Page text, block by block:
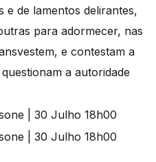
e de lamentos delirantes,
para adormecer, nas
e contestam a
a autoridade